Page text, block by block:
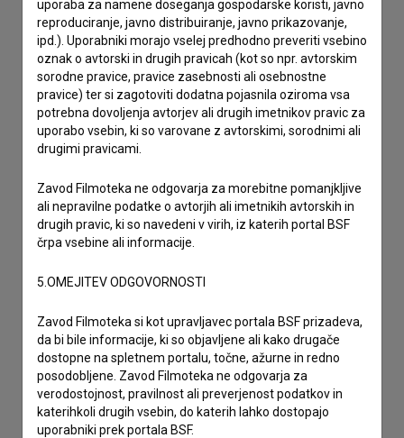
drugo
Sprejemamsplošne pogojein dajemsoglasje
uporaba za namene doseganja gospodarske koristi, javno
reproduciranje, javno distribuiranje, javno prikazovanje,
ipd.). Uporabniki morajo vselej predhodno preveriti vsebino
oznak o avtorski in drugih pravicah (kot so npr. avtorskim
sorodne pravice, pravice zasebnosti ali osebnostne
pravice) ter si zagotoviti dodatna pojasnila oziroma vsa
potrebna dovoljenja avtorjev ali drugih imetnikov pravic za
uporabo vsebin, ki so varovane z avtorskimi, sorodnimi ali
drugimi pravicami.
Zavod Filmoteka ne odgovarja za morebitne pomanjkljive
ali nepravilne podatke o avtorjih ali imetnikih avtorskih in
drugih pravic, ki so navedeni v virih, iz katerih portal BSF
črpa vsebine ali informacije.
5.OMEJITEV ODGOVORNOSTI
Zavod Filmoteka si kot upravljavec portala BSF prizadeva,
da bi bile informacije, ki so objavljene ali kako drugače
dostopne na spletnem portalu, točne, ažurne in redno
posodobljene. Zavod Filmoteka ne odgovarja za
verodostojnost, pravilnost ali preverjenost podatkov in
katerihkoli drugih vsebin, do katerih lahko dostopajo
uporabniki prek portala BSF.